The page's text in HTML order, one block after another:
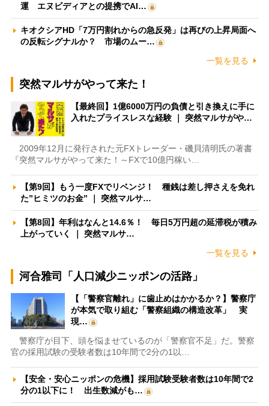
運 エヌビディアとの提携でAI…
キオクシアHD「7万円割れからの急反発」は再びの上昇局面へ
の反転シグナルか？ 市場のムー…
一覧を見る
突然マルサがやって来た！
【最終回】1億6000万円の負債と引き換えに手に
入れたプライスレスな経験 ｜ 突然マルサがや…
2009年12月に発行された元FXトレーダー・磯貝清明氏の著書
『突然マルサがやって来た！～FXで10億円稼い…
【第9回】もう一度FXでリベンジ！ 種銭は差し押さえを免れ
た”ヒミツのお金” ｜ 突然マルサ…
【第8回】年利はなんと14.6％！ 毎日5万円超の延滞税が積み
上がっていく ｜ 突然マルサ…
一覧を見る
河合雅司「人口減少ニッポンの活路」
【「警察官離れ」に歯止めはかかるか？】警察庁
が本気で取り組む「警察組織の構造改革」 実
現…
警察庁が目下、頭を悩ませているのが「警察官不足」だ。警察
官の採用試験の受験者数は10年間で2分の1以…
【安全・安心ニッポンの危機】採用試験受験者数は10年間で2
分の1以下に！ 出生数減がも…